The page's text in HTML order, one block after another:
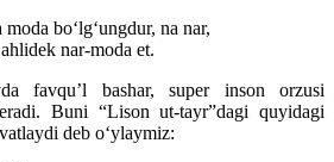
boʻlgʻungdur, na nar,
nar-moda et.
favquʼl bashar, super inson orzusi
Buni “Lison ut-tayr”dagi quyidagi
deb oʻylaymiz: